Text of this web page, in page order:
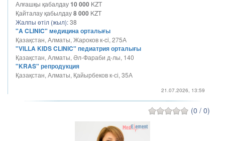
Алғашқы қабалдау10 000 KZT
Қайталау қабылдау8 000 KZT
Жалпы өтіл (жыл):38
"A CLINIC" медицина орталығы
Қазақстан, Алматы, Жароков к-ci, 275А
"VILLA KIDS CLINIC" педиатрия орталығы
Қазақстан, Алматы, Әл-Фараби д-лы, 140
"KRAS" репродукция
Қазақстан, Алматы, Қайырбеков к-сі, 35А
21.07.2026, 13:59
(0 / 0)